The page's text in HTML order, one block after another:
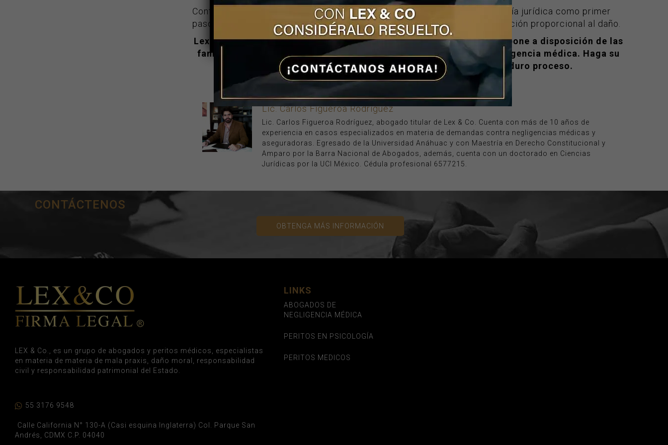
Continuando con esto, el experto subraya la importancia de buscar asesoría jurídica como primer
paso hacia una exigencia de justicia que incluya el pago de una indemnización proporcional al daño.
Lex & Co, como firma legal de la que está al frente Carlos Figueroa, pone a disposición de las
familias mexicanas más de 20 años de experiencia en casos de negligencia médica. Haga su
cita y permita a los expertos facilitarle el camino en este duro proceso.
Lic. Carlos Figueroa Rodríguez
Lic. Carlos Figueroa Rodríguez, abogado titular de Lex & Co. Cuenta con más de 10 años de
experiencia en casos especializados en materia de demandas contra negligencias médicas y
aseguradoras. Egresado de la Universidad Anáhuac y con Maestría en Derecho Constitucional y
Amparo por la Barra Nacional de Abogados, además, cuenta con un doctorado en Ciencias
Jurídicas por la UCI México. Cédula profesional 6577215.
CONTÁCTENOS
OBTENGA MÁS INFORMACIÓN
LEX & Co., es un grupo de abogados y peritos médicos, especialistas
en materia de materia de mala praxis, daño moral, responsabilidad
civil y responsabilidad patrimonial del Estado.
55 3176 9548
Calle California N° 130-A (Casi esquina Inglaterra) Col. Parque San
Andrés, CDMX C.P. 04040
LINKS
ABOGADOS DE
NEGLIGENCIA MÉDICA
PERITOS EN PSICOLOGÍA
PERITOS MEDICOS